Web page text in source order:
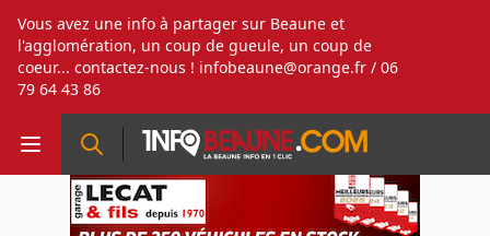
Vous avez une info à partager sur Beaune et
l'agglomération, un coup de gueule, un coup de
coeur... contactez-nous ! infobeaune@orange.fr / 06
79 64 43 86